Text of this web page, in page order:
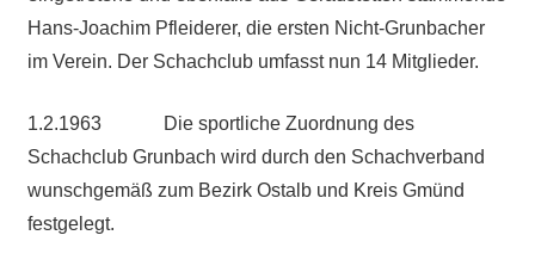
Hans-Joachim Pfleiderer, die ersten Nicht-Grunbacher
im Verein. Der Schachclub umfasst nun 14 Mitglieder.
1.2.1963 Die sportliche Zuordnung des
Schachclub Grunbach wird durch den Schachverband
wunschgemäß zum Bezirk Ostalb und Kreis Gmünd
festgelegt.